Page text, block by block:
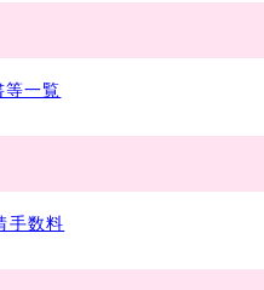
等一覧
手数料